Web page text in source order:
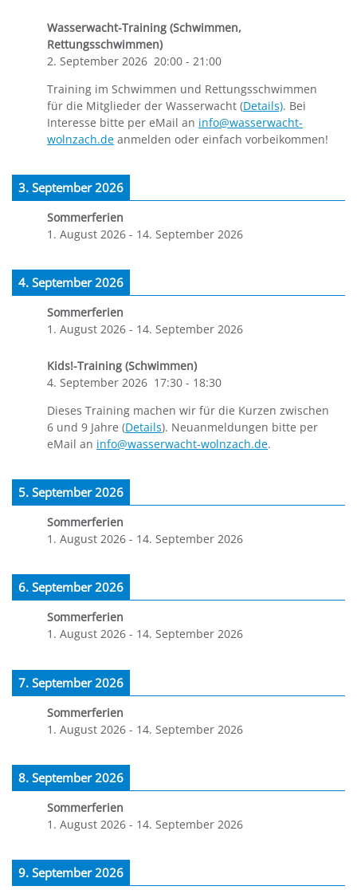
Wasserwacht-Training (Schwimmen,
Rettungsschwimmen)
2. September 2026 20:00 - 21:00
Training im Schwimmen und Rettungsschwimmen
für die Mitglieder der Wasserwacht (Details). Bei
Interesse bitte per eMail an info@wasserwacht-
wolnzach.de anmelden oder einfach vorbeikommen!
3. September 2026
Sommerferien
1. August 2026 - 14. September 2026
4. September 2026
Sommerferien
1. August 2026 - 14. September 2026
Kids!-Training (Schwimmen)
4. September 2026 17:30 - 18:30
Dieses Training machen wir für die Kurzen zwischen
6 und 9 Jahre (Details). Neuanmeldungen bitte per
eMail an info@wasserwacht-wolnzach.de.
5. September 2026
Sommerferien
1. August 2026 - 14. September 2026
6. September 2026
Sommerferien
1. August 2026 - 14. September 2026
7. September 2026
Sommerferien
1. August 2026 - 14. September 2026
8. September 2026
Sommerferien
1. August 2026 - 14. September 2026
9. September 2026